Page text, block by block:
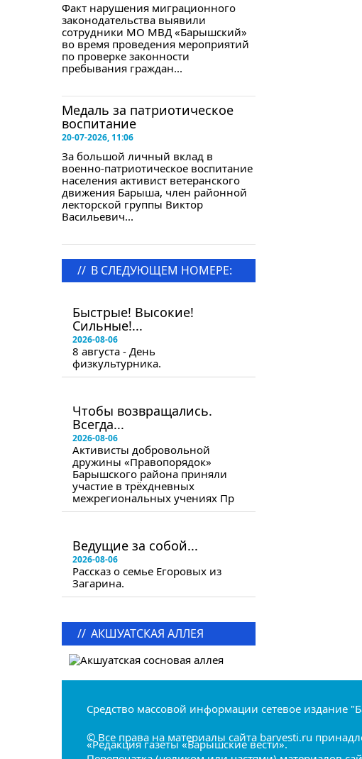
Факт нарушения миграционного
законодательства выявили
сотрудники МО МВД «Барышский»
во время проведения мероприятий
по проверке законности
пребывания граждан...
Медаль за патриотическое
воспитание
20-07-2026, 11:06
За большой личный вклад в
военно-патриотическое воспитание
населения активист ветеранского
движения Барыша, член районной
лекторской группы Виктор
Васильевич...
// В СЛЕДУЮЩЕМ НОМЕРЕ:
Быстрые! Высокие!
Сильные!...
2026-08-06
8 августа - День
физкультурника.
Чтобы возвращались.
Всегда...
2026-08-06
Активисты добровольной
дружины «Правопорядок»
Барышского района приняли
участие в трёхдневных
межрегиональных учениях Пр
Ведущие за собой...
2026-08-06
Рассказ о семье Егоровых из
Загарина.
// АКШУАТСКАЯ АЛЛЕЯ
Средство массовой информации сетевое издание
© Все права на материалы сайта barvesti.ru
«Редакция газеты «Барышские вести».